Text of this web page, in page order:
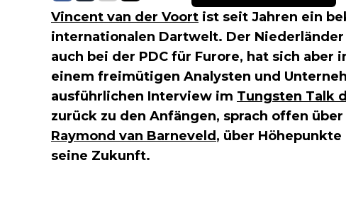
Vincent van der Voort ist seit Jahren ein
internationalen Dartwelt. Der
auch bei der PDC für Furore, hat sich aber
einem freimütigen Analysten und
ausführlichen Interview im Tungsten Talk
zurück zu den Anfängen, sprach offen
Raymond van Barneveld , über
seine Zukunft.